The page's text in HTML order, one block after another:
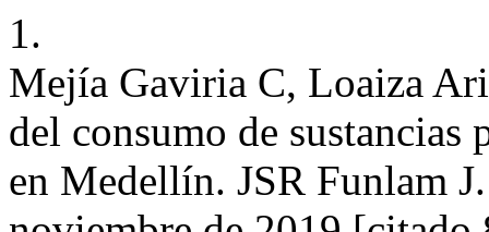
1.
Mejía Gaviria C, Loaiza
del consumo de sustancias
en Medellín. JSR Funlam